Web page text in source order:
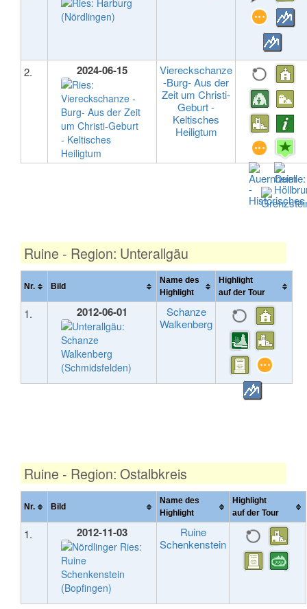
2. 2024-06-15
Viereckschanze
-Burg- Aus der
Zeit um Christi-
Geburt -
Keltisches
Heiligtum
Ruine - Region: Unterallgäu
Nr. Bild
Name des
Highlight
Highlight
auf der Tour
1. 2012-06-01
Schanze
Walkenberg
Ruine - Region: Ostalbkreis
Nr. Bild
Name des
Highlight
Highlight
auf der Tour
1. 2012-11-03
Ruine
Schenkenstein